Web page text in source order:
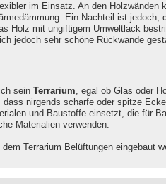
im Einsatz. An den Holzwänden
Ein Nachteil ist
Holz mit ungiftigem Umweltlack
jedoch sehr schöne Rückwande
sein Terrarium , egal ob Glas oder
nirgends scharfe oder spitze
und Baustoffe einsetzt, die für
Materialien verwenden.
Terrarium Belüftungen eingebaut